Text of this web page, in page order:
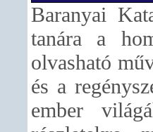
Baranyai
tanára a
olvasható
és a
ember